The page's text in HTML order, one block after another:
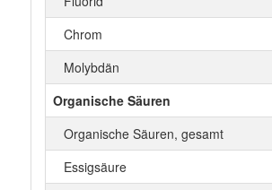
Chrom
Molybdän
Organische Säuren
Organische Säuren, gesamt
Essigsäure